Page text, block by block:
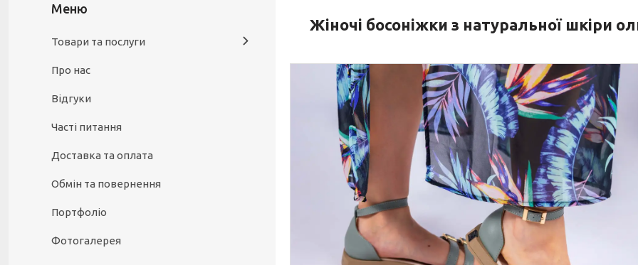
Жіночі босоніжки з натуральної шкіри
Товари та послуги
Про нас
Відгуки
Часті питання
Доставка та оплата
Обмін та повернення
Портфоліо
Фотогалерея